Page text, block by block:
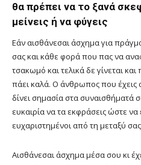
θα πρέπει να το ξανά
μείνεις ή να φύγεις
Εάν αισθάνεσαι άσχημα για
σας και κάθε φορά που πας να
τσακωμό και τελικά δε γίνεται
πάει καλά. Ο άνθρωπος που έχεις
δίνει σημασία στα συναισθήματά
ευκαιρία να τα εκφράσεις ώστε να
ευχαριστημένοι από τη μεταξύ
Αισθάνεσαι άσχημα μέσα σου κι